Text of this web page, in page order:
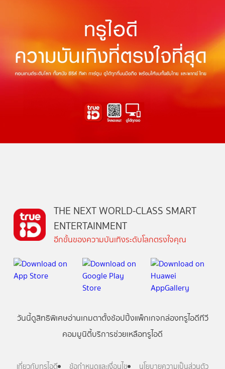
THE NEXT WORLD-CLASS SMART
ENTERTAINMENT
อีกขั้นของความบันเทิงระดับโลกตรงใจคุณ
วันนี้ดูสิทธิพิเศษอ่านเกมตาตั้งช้อปปิ้งแพ็กเกจกล่องทรูไอดีทีวี
คอมมูนิตี้บริการช่วยเหลือทรูไอดี
เกี่ยวกับทรูไอดี ข้อกำหนดและเงื่อนไข นโยบายความเป็นส่วนตัว